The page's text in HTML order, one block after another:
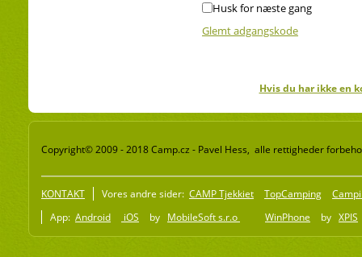
Husk for næste gang
Glemt adgangskode
Hvis du har ikke en
Copyright© 2009 - 2018 Camp.cz - Pavel Hess, alle rettigheder
KONTAKT Vores andre sider: CAMP Tjekkiet TopCamping
App: Android iOS by MobileSoft s.r.o WinPhone by XPIS